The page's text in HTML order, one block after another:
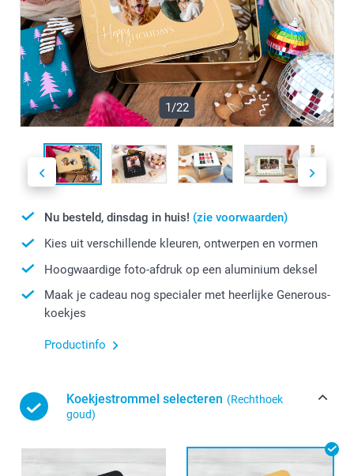
1/22
Nu besteld, dinsdag in huis! (zie voorwaarden)
Kies uit verschillende kleuren, ontwerpen en vormen
Hoogwaardige foto-afdruk op een aluminium deksel
Maak je cadeau nog specialer met heerlijke Generous-
koekjes
Productinfo
Koekjestrommel selecteren (Rechthoek
goud)